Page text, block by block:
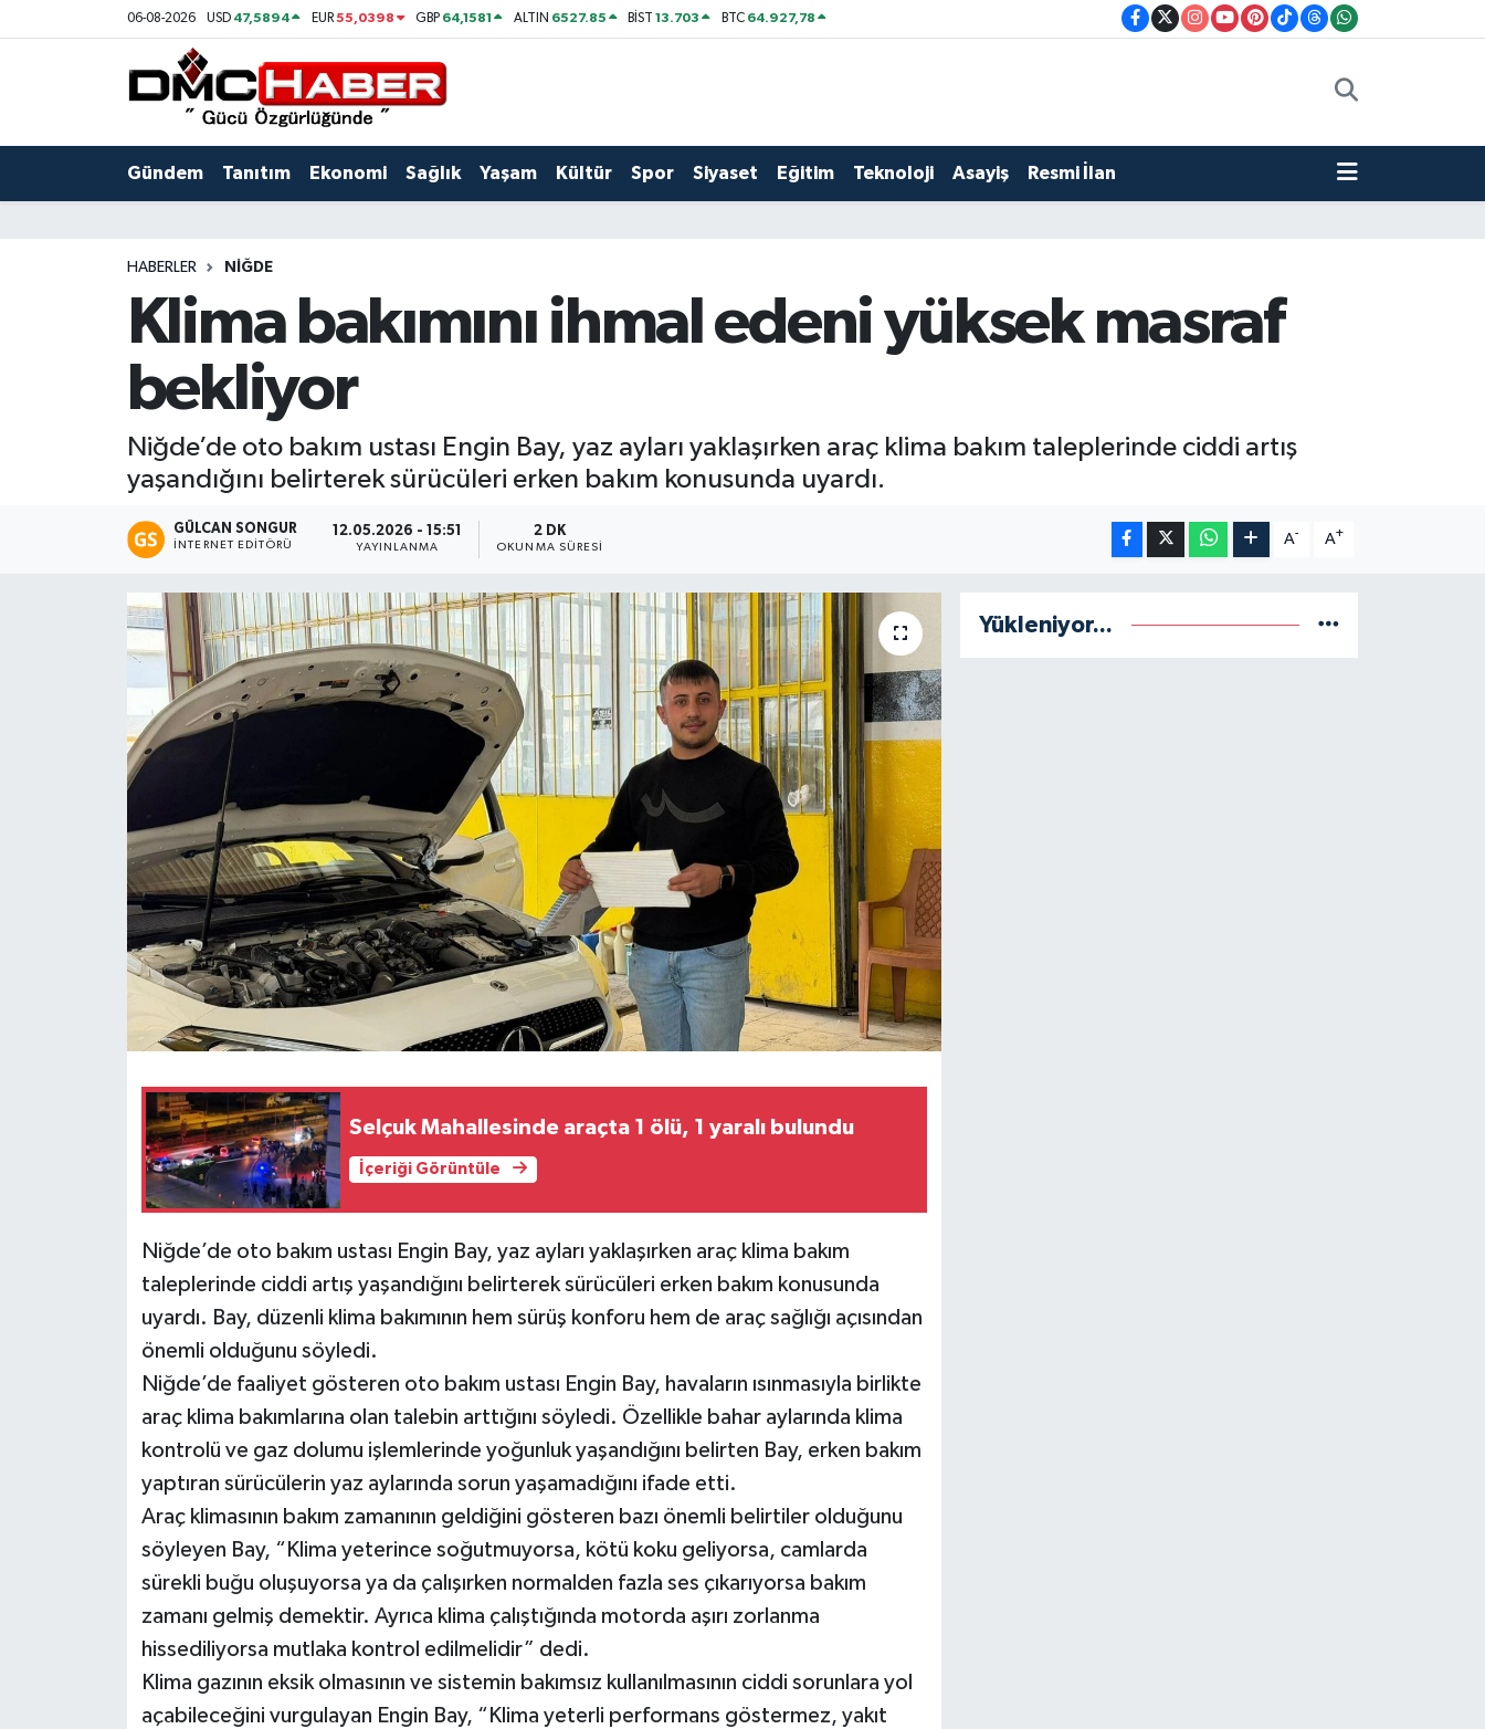
06-08-2026 USD 47,5894 EUR55,0398 GBP 64,1581 ALTIN 6527.85 BİST13.703 BTC 64.927,78
Gündem Tanıtım Ekonomi Sağlık Yaşam Kültür Spor Siyaset Eğitim Teknoloji Asayiş Resmi İlan
HABERLER NIĞDE
Klima bakımını ihmal edeni yüksek masraf
bekliyor
Niğde’de oto bakım ustası Engin Bay, yaz ayları yaklaşırken araç klima bakım taleplerinde ciddi artış
yaşandığını belirterek sürücüleri erken bakım konusunda uyardı.
GÜLCAN SONGUR
İNTERNET EDITÖRÜ
12.05.2026 - 15:51
YAYINLANMA
2 DK
OKUNMA SÜRESI
A- A+
Selçuk Mahallesinde araçta 1 ölü, 1 yaralı bulundu
İçeriği Görüntüle
Niğde’de oto bakım ustası Engin Bay, yaz ayları yaklaşırken araç klima bakım
taleplerinde ciddi artış yaşandığını belirterek sürücüleri erken bakım konusunda
uyardı. Bay, düzenli klima bakımının hem sürüş konforu hem de araç sağlığı açısından
önemli olduğunu söyledi.
Niğde’de faaliyet gösteren oto bakım ustası Engin Bay, havaların ısınmasıyla birlikte
araç klima bakımlarına olan talebin arttığını söyledi. Özellikle bahar aylarında klima
kontrolü ve gaz dolumu işlemlerinde yoğunluk yaşandığını belirten Bay, erken bakım
yaptıran sürücülerin yaz aylarında sorun yaşamadığını ifade etti.
Araç klimasının bakım zamanının geldiğini gösteren bazı önemli belirtiler olduğunu
söyleyen Bay, “Klima yeterince soğutmuyorsa, kötü koku geliyorsa, camlarda
sürekli buğu oluşuyorsa ya da çalışırken normalden fazla ses çıkarıyorsa bakım
zamanı gelmiş demektir. Ayrıca klima çalıştığında motorda aşırı zorlanma
hissediliyorsa mutlaka kontrol edilmelidir” dedi.
Klima gazının eksik olmasının ve sistemin bakımsız kullanılmasının ciddi sorunlara yol
açabileceğini vurgulayan Engin Bay, “Klima yeterli performans göstermez, yakıt
Yükleniyor...
Gündem
Siyaset
Nöbetçi Eczaneler
Tüm Manşetler
Son Dakika Haberleri